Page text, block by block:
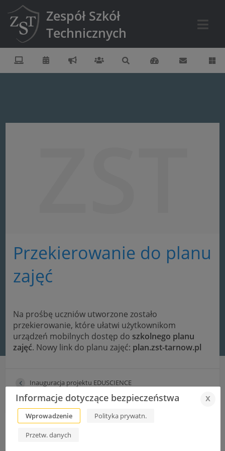
Zespół Szkół
Technicznych
Przekierowanie do planu
zajęć
Na prośbę uczniów utworzone zostało
przekierowanie, które ułatwi użytkownikom
urządzeń mobilnych dostęp do szkolnego planu
zajęć. Nowy link do planu zajęć: plan.zst-tarnow.pl
Inauguracja projektu EDUSCIENCE
XXV Rajd Górski „ZŁOTY LIŚĆ”
Informacje dotyczące bezpieczeństwa x
Wprowadzenie Polityka prywatn.
Przetw. danych